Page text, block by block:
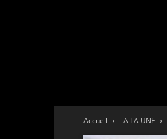
Accueil - A LA UNE